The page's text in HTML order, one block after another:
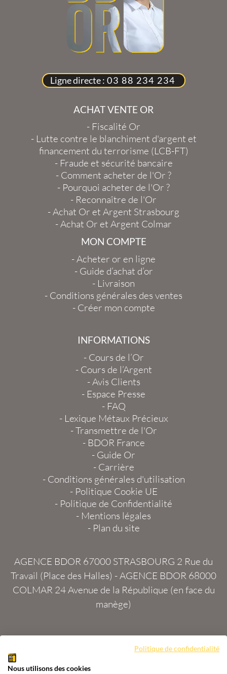
Ligne directe : 03 88 234 234
ACHAT VENTE OR
- Fiscalité Or
- Lutte contre le blanchiment d'argent et
financement du terrorisme (LCB-FT)
- Fraude et sécurité bancaire
- Comment acheter de l'Or ?
- Pourquoi acheter de l'Or ?
- Reconnaître de l'Or
-Achat Or et Argent Strasbourg
-Achat Or et Argent Colmar
MON COMPTE
-Acheter or en ligne
- Guide d’achat d’or
- Livraison
- Conditions générales des ventes
- Créer mon compte
INFORMATIONS
- Cours de l’Or
- Cours de l’Argent
-Avis Clients
- Espace Presse
- FAQ
- Lexique Métaux Précieux
-Transmettre de l'Or
- BDOR France
- Guide Or
- Carrière
- Conditions générales d'utilisation
- Politique Cookie UE
- Politique de Confidentialité
- Mentions légales
- Plan du site
AGENCE BDOR 67000 STRASBOURG 2 Rue du
Travail (Place des Halles) -AGENCE BDOR 68000
COLMAR 24 Avenue de la République (en face du
manège)
Politique de confidentialité
Nous utilisons des cookies